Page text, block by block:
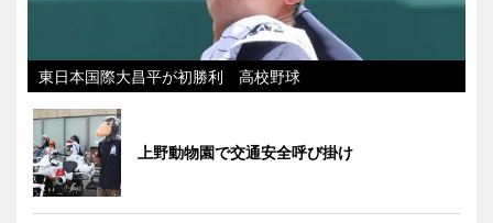
東日本国際大昌平が初勝利 高校野球
上野動物園で交通安全呼び掛け